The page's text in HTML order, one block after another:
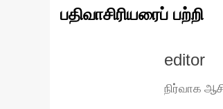
பதிவாசிரியரைப் பற்றி
editor
நிர்வாக